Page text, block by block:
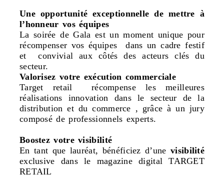
Une opportunité exceptionnelle de mettre à
l’honneur vos équipes
La soirée de Gala est un moment unique pour
récompenser vos équipes dans un cadre festif
et convivial aux côtés des acteurs clés du
secteur.
Valorisez votre exécution commerciale
Target retail récompense les meilleures
réalisations innovation dans le secteur de la
distribution et du commerce , grâce à un jury
composé de professionnels experts.
Boostez votre visibilité
En tant que lauréat, bénéficiez d’unevisibilité
exclusive dans le magazine digital TARGET
RETAIL